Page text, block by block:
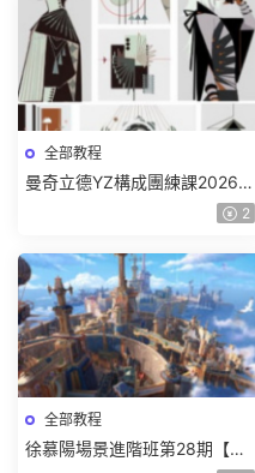
全部教程
曼奇立德YZ構成團練課2026年
8月已結課【畫質高清有課件】
2
全部教程
徐慕陽場景進階班第28期【畫